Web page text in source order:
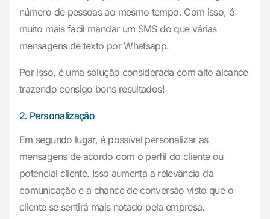
número de pessoas ao mesmo tempo. Com isso, é
muito mais fácil mandar um SMS do que várias
mensagens de texto por Whatsapp.
Por isso, é uma solução considerada com alto alcance
trazendo consigo bons resultados!
2. Personalização
Em segundo lugar, é possível personalizar as
mensagens de acordo com o perfil do cliente ou
potencial cliente. Isso aumenta a relevância da
comunicação e a chance de conversão visto que o
cliente se sentirá mais notado pela empresa.